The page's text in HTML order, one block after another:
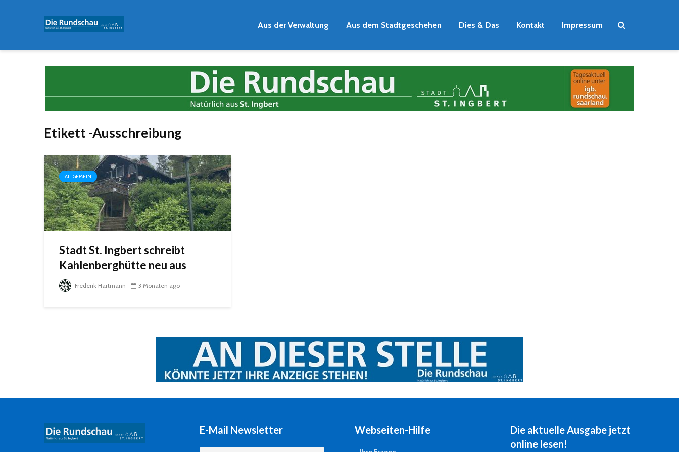
Aus der Verwaltung Aus dem Stadtgeschehen Dies & Das Kontakt Impressum
Etikett -Ausschreibung
ALLGEMEIN
Stadt St. Ingbert schreibt
Kahlenberghütte neu aus
Frederik Hartmann 3 Monaten ago
E-Mail Newsletter Webseiten-Hilfe
Die aktuelle Ausgabe jetzt
online lesen!